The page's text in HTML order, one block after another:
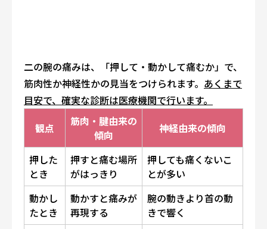
二の腕の痛みは、「押して・動かして痛むか」で、
筋肉性か神経性かの見当をつけられます。 あくまで
目安で、確実な診断は医療機関で行います。
観点
筋肉・腱由来の
傾向
神経由来の傾向
押した
とき
押すと痛む場所
がはっきり
押しても痛くないこ
とが多い
動かし
たとき
動かすと痛みが
再現する
腕の動きより首の動
きで響く